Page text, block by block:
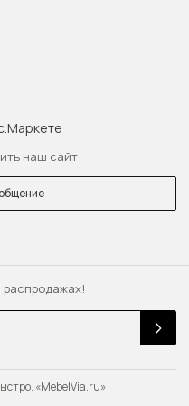
распродажах!
наш сайт
«MebelVia.ru»